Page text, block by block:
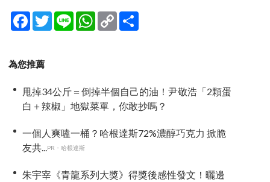
Facebook
TwitterLine WhatsApp
Copy
Link
為您推薦
甩掉34公斤＝倒掉半個自己的油！尹敬浩「2顆蛋
白＋辣椒」地獄菜單，你敢抄嗎？
一個人爽嗑一桶？哈根達斯72%濃醇巧克力 掀脆
友共...
PR・哈根達斯
朱宇宰《青龍系列大獎》得獎後感性發文！曬邊